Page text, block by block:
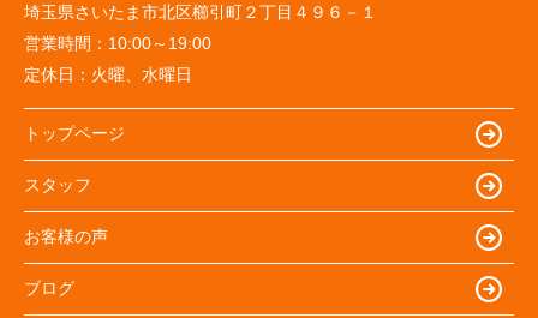
埼玉県さいたま市北区櫛引町２丁目４９６－１
営業時間： 10:00～19:00
定休日： 火曜、水曜日
トップページ
スタッフ
お客様の声
ブログ